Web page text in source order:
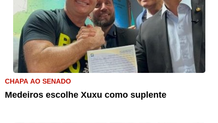
CHAPA AO SENADO
Medeiros escolhe Xuxu como suplente